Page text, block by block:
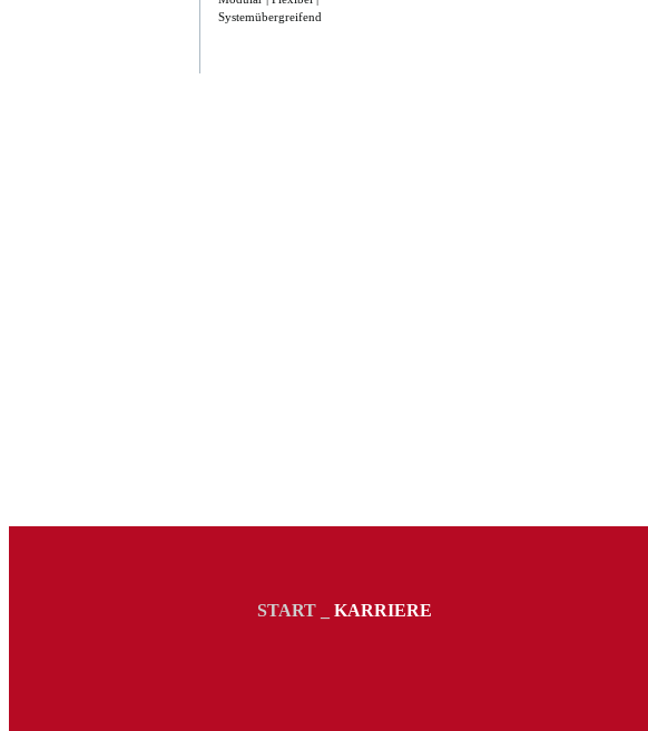
Systemübergreifend
START_ KARRIERE